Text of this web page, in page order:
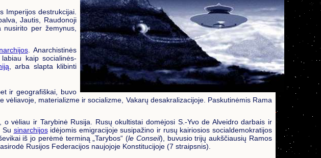
Imperijos destrukcijai.
Jautis, Raudonoji
per žemynus,
. Anarchistinės
kaip socialinės-
, arba slapta klibinti
ir geografiškai, buvo
materializme ir socializme, Vakarų desakralizacijoje. Paskutinėmis Rama
vėliau ir Tarybinė Rusija. Rusų okultistai domėjosi S.-Yvo de Alveidro darbais ir
Su sinarchijosidėjomis emigracijoje susipažino ir rusų kairiosios socialdemokratijos
iš jo perėmė terminą „Tarybos“ (le Conseil), buvusio trijų aukščiausių Ramos
Rusijos Federacijos naujojoje Konstitucijoje (7 straipsnis).